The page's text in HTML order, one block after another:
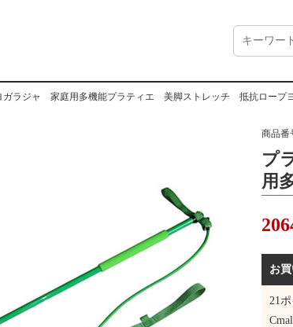
ガラジャ 家庭用多機能プラティエ 美脚ストレッチ 抵抗ロープ
商品
プ
用
お
21ポ